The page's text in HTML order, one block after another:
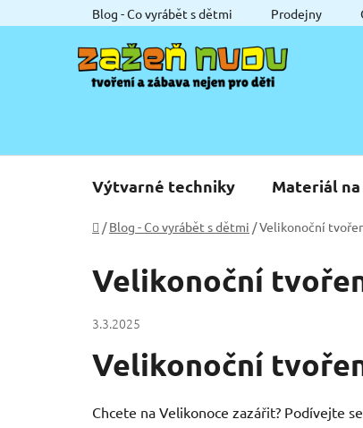
na
Blog - Co vyrábět s dětmi Prodejny
Výtvarné techniky Materiál
Domů
/ Blog - Co vyrábět s dětmi /Velikonoční
Velikonoční
3.3.2025
Velikonoční
Chcete na Velikonoce zazářit? Podívejte